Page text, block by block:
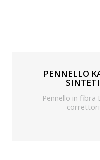
PENNELLO
Pennello in fibra
correttori